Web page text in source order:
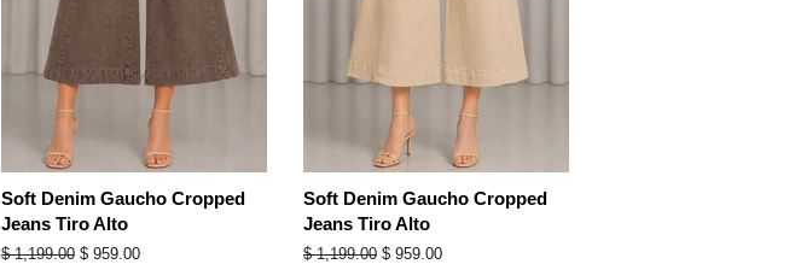
Soft Denim Gaucho Cropped
Jeans Tiro Alto
Precio
$ 1,199.00 Precio
$ 959.00
Soft Denim Gaucho Cropped
Jeans Tiro Alto
Precio
$ 1,199.00 Precio
$ 959.00